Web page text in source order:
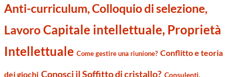
Anti-curriculum, Colloquio di selezione,
LavoroCapitale intellettuale, Proprietà
Intellettuale Come gestire una riunione? Conflitto e teoria
dei giochi Conosci il Soffitto di cristallo? Consulenti,